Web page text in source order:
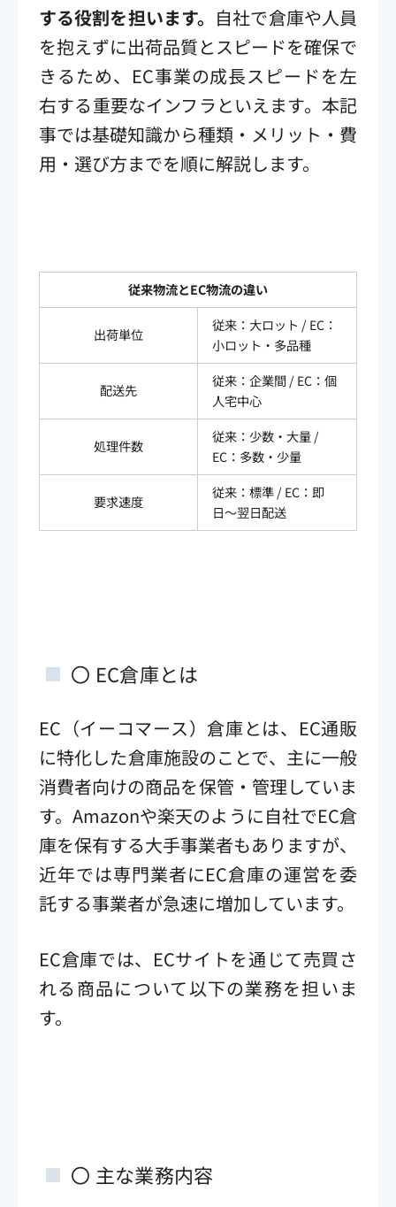
する役割を担います。 自社で倉庫や人員
を抱えずに出荷品質とスピードを確保で
きるため、EC事業の成長スピードを左
右する重要なインフラといえます。本記
事では基礎知識から種類・メリット・費
用・選び方までを順に解説します。
従来物流とEC物流の違い
出荷単位
従来：大ロット / EC：
小ロット・多品種
配送先
従来：企業間 / EC：個
人宅中心
処理件数
従来：少数・大量 /
EC：多数・少量
要求速度
従来：標準 / EC：即
日〜翌日配送
〇 EC倉庫とは
EC（イーコマース）倉庫とは、EC通販
に特化した倉庫施設のことで、主に一般
消費者向けの商品を保管・管理していま
す。Amazonや楽天のように自社でEC倉
庫を保有する大手事業者もありますが、
近年では専門業者にEC倉庫の運営を委
託する事業者が急速に増加しています。
EC倉庫では、ECサイトを通じて売買さ
れる商品について以下の業務を担いま
す。
〇 主な業務内容